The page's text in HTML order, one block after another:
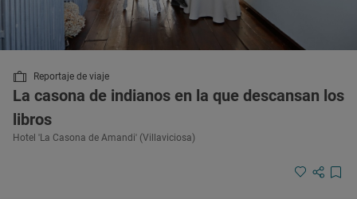
Reportaje de viaje
La casona de indianos en la que descansan los
libros
Hotel 'La Casona de Amandi' (Villaviciosa)